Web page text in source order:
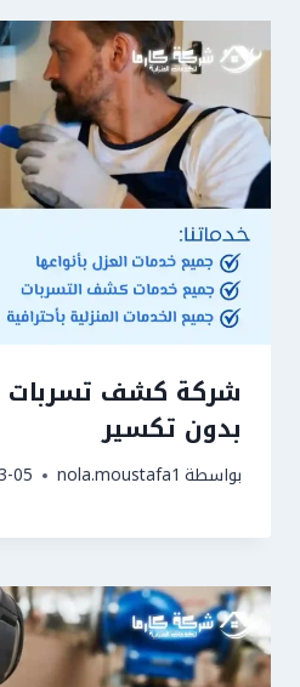
شركة كشف تسربات
بدون تكسير
بواسطة nola.moustafa1
05